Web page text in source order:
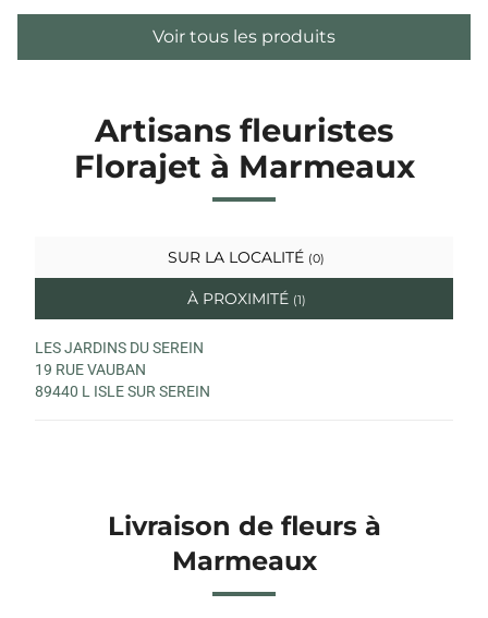
Voir tous les produits
Artisans fleuristes
Florajet à Marmeaux
SUR LA LOCALITÉ (0)
À PROXIMITÉ (1)
LES JARDINS DU SEREIN
19 RUE VAUBAN
89440 L ISLE SUR SEREIN
Livraison de fleurs à
Marmeaux